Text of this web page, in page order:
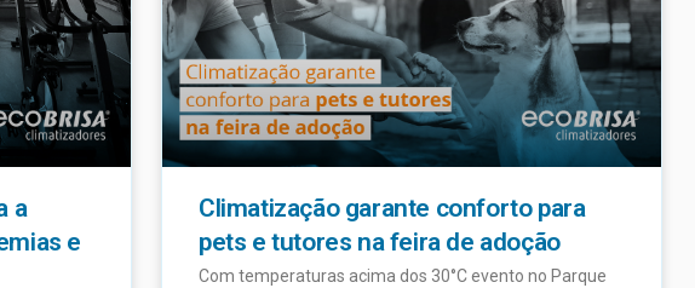
a
e
Climatização garante conforto para
pets e tutores na feira de adoção
Com temperaturas acima dos 30°C evento no Parque